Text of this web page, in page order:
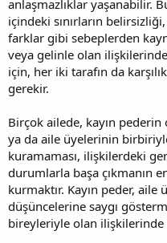
anlaşmazlıklar yaşanabilir.
içindeki sınırların
farklar gibi sebeplerden
veya gelinle olan
için, her iki tarafın da
gerekir.
Birçok ailede, kayın pederin
ya da aile üyelerinin
kuramaması, ilişkilerdeki
durumlarla başa çıkmanın
kurmaktır. Kayın peder,
düşüncelerine saygı
bireyleriyle olan ilişkilerinde